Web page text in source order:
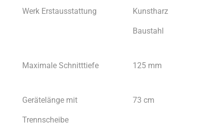
Werk Erstausstattung Kunstharz
Baustahl
Maximale Schnitttiefe 125 mm
Gerätelänge mit
Trennscheibe
73 cm